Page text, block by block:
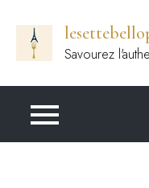
contenu
Savourez